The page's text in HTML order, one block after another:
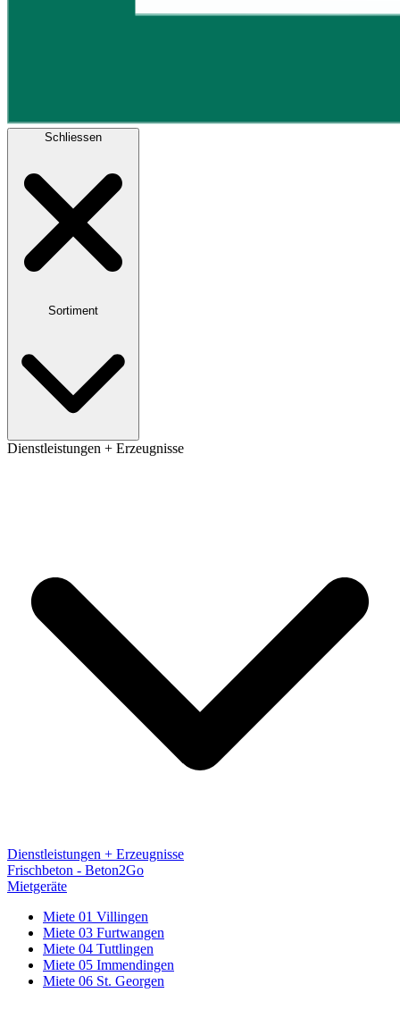
Schliessen
Sortiment
Dienstleistungen + Erzeugnisse
Dienstleistungen + Erzeugnisse
Frischbeton - Beton2Go
Mietgeräte
Miete 01 Villingen
Miete 03 Furtwangen
Miete 04 Tuttlingen
Miete 05 Immendingen
Miete 06 St. Georgen